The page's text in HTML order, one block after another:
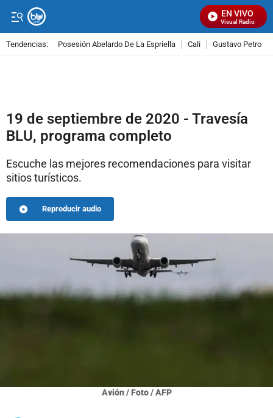
EN VIVO
Señal Visual Radio
Tendencias: Posesión Abelardo De La Espriella Cali Gustavo Petro
19 de septiembre de 2020 - Travesía
BLU, programa completo
Escuche las mejores recomendaciones para visitar
sitios turísticos.
Reproducir audio
Avión / Foto / AFP